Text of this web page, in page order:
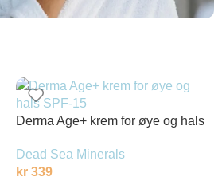
Derma Age+ krem for øye og hals
Dead Sea Minerals
kr 339